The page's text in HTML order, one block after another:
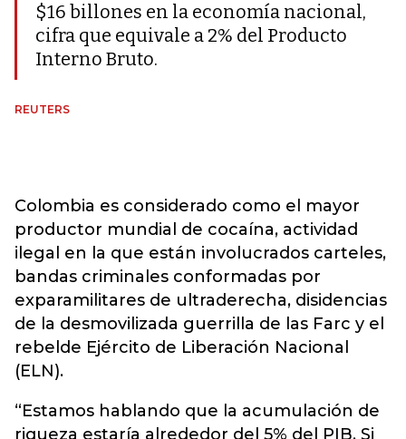
$16 billones en la economía nacional,
cifra que equivale a 2% del Producto
Interno Bruto.
REUTERS
Colombia es considerado como el mayor
productor mundial de cocaína, actividad
ilegal en la que están involucrados carteles,
bandas criminales conformadas por
exparamilitares de ultraderecha, disidencias
de la desmovilizada guerrilla de las Farc y el
rebelde Ejército de Liberación Nacional
(ELN).
“Estamos hablando que la acumulación de
riqueza estaría alrededor del 5% del PIB. Si